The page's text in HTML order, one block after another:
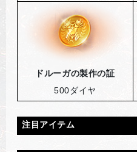
ドルーガの製作の証
500ダイヤ
注目アイテム